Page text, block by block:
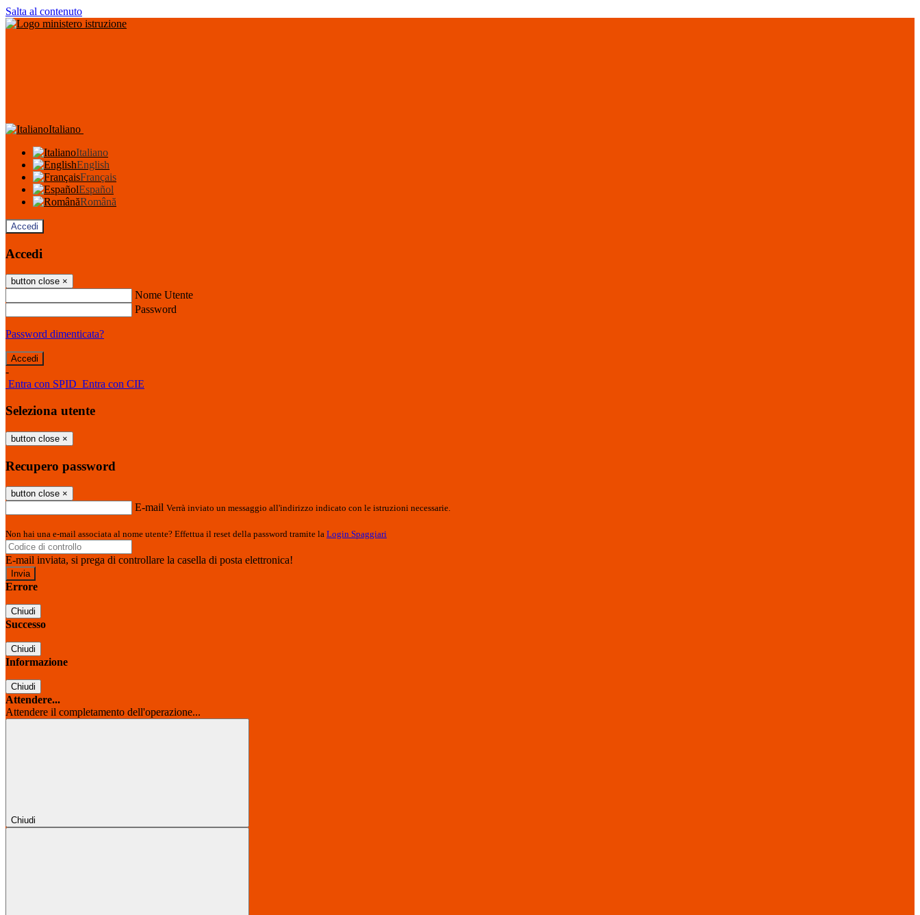
Salta al contenuto
Italiano
Italiano
English
Français
Español
Română
Accedi
Accedi
button close ×
Nome Utente
Password
Password dimenticata?
-
Entra con SPID Entra con CIE
Seleziona utente
button close ×
Recupero password
button close ×
E-mail Verrà inviato un messaggio all'indirizzo indicato con le istruzioni necessarie.
Non hai una e-mail associata al nome utente? Effettua il reset della password tramite la Login Spaggiari
E-mail inviata, si prega di controllare la casella di posta elettronica!
Errore
Chiudi
Successo
Chiudi
Informazione
Chiudi
Attendere...
Attendere il completamento dell'operazione...
Chiudi